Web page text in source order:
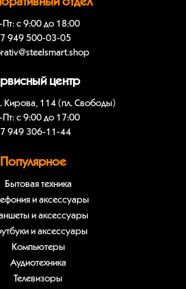
Пт: с 9:00 до 18:00
949 500-03-05
центр
Кирова, 114 (пл. Свободы)
Пт: с 9:00 до 17:00
949 306-11-44
Популярное
Бытовая техника
и аксессуары
и аксессуары
и аксессуары
Компьютеры
Аудиотехника
Телевизоры